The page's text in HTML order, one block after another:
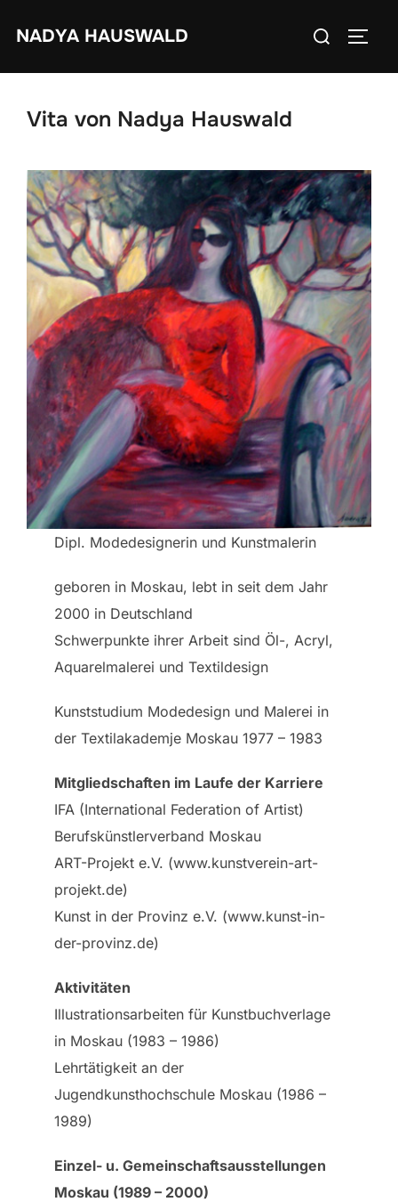
InhaltNADYA HAUSWALD
Suchen
Vita von Nadya Hauswald
Dipl. Modedesignerin und Kunstmalerin
geboren in Moskau, lebt in seit dem Jahr
2000 in Deutschland
Schwerpunkte ihrer Arbeit sind Öl-, Acryl,
Aquarelmalerei und Textildesign
Kunststudium Modedesign und Malerei in
der Textilakademje Moskau 1977 – 1983
Mitgliedschaften im Laufe der Karriere
IFA (International Federation of Artist)
Berufskünstlerverband Moskau
ART-Projekt e.V. (www.kunstverein-art-
projekt.de)
Kunst in der Provinz e.V. (www.kunst-in-
der-provinz.de)
Aktivitäten
Illustrationsarbeiten für Kunstbuchverlage
in Moskau (1983 – 1986)
Lehrtätigkeit an der
Jugendkunsthochschule Moskau (1986 –
1989)
Einzel- u. Gemeinschaftsausstellungen
Moskau (1989 – 2000)